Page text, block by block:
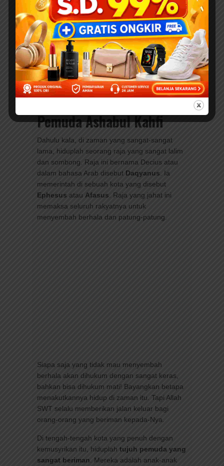
Kisah ini diceritakan Allah SWT dalam Surah Al-
Kahfi ayat 9-26. Mengapa kisah ini sangat
istimewa? Karena menunjukkan bagaimana
Allah SWT melindungi hamba-hamba-Nya
yang beriman, bahkan dengan cara yang
sangat ajaib! Mari kita pelajari bersama kisah
yang penuh hikmah ini.
Pemuda Ashabul Kahfi
Dahulu kala, di zaman yang sangat-sangat
lama, hiduplah seorang raja yang sangat lalim
dan sombong. Raja ini bernama Decius atau
dalam bahasa Arab disebut Daqyanus . Ia
memerintah di sebuah kota yang disebut
Ephesus atau Afasus . Raja yang jahat ini
memaksa seluruh rakyatnya untuk
menyembah berhala dan patung-patung.
Siapa saja yang tidak mau menyembah
berhala akan dihukum dengan sangat keras,
bahkan bisa dihukum mati! Bayangkan betapa
menakutkannya hidup di zaman itu. Tapi Allah
SWT selalu memberikan jalan keluar bagi
orang-orang yang beriman kepada-Nya.
Di tengah-tengah kota yang penuh dengan
kemusyrikan itu, hiduplah tujuh pemuda yang
sangat beriman . Mereka adalah anak-anak